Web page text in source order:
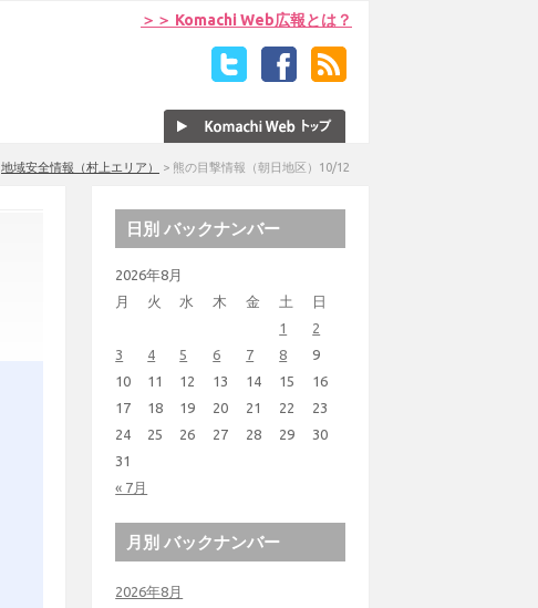
＞＞ Komachi Web広報とは？
地域安全情報（村上エリア） > 熊の目撃情報（朝日地区）10/12
日別 バックナンバー
2026年8月
月
火 水 木 金 土 日
« 7月
1
2
3
4 5 6 7 8
9
10
11 12 13 14 15
16
17
18 19 20 21 22
23
24
25 26 27 28 29
30
31
月別 バックナンバー
2026年8月